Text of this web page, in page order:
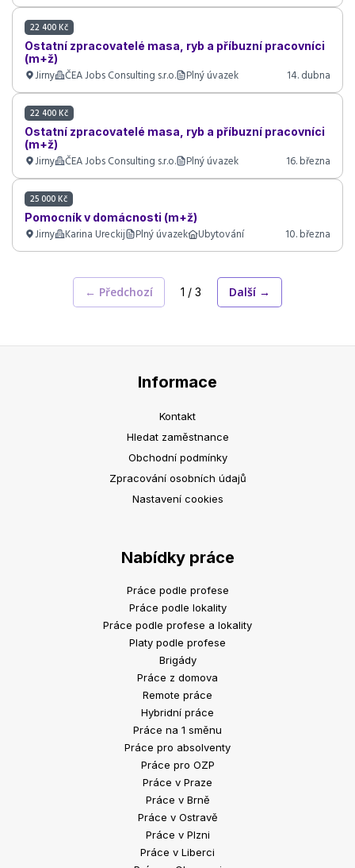
22 400 Kč
Ostatní zpracovatelé masa, ryb a příbuzní pracovníci
(m+ž)
Jirny ČEA Jobs Consulting s.r.o. Plný úvazek 14. dubna
22 400 Kč
Ostatní zpracovatelé masa, ryb a příbuzní pracovníci
(m+ž)
Jirny ČEA Jobs Consulting s.r.o. Plný úvazek 16. března
25 000 Kč
Pomocník v domácnosti (m+ž)
Jirny Karina Ureckij Plný úvazek Ubytování 10. března
← Předchozí 1 / 3 Další →
Informace
Kontakt
Hledat zaměstnance
Obchodní podmínky
Zpracování osobních údajů
Nastavení cookies
Nabídky práce
Práce podle profese
Práce podle lokality
Práce podle profese a lokality
Platy podle profese
Brigády
Práce z domova
Remote práce
Hybridní práce
Práce na 1 směnu
Práce pro absolventy
Práce pro OZP
Práce v Praze
Práce v Brně
Práce v Ostravě
Práce v Plzni
Práce v Liberci